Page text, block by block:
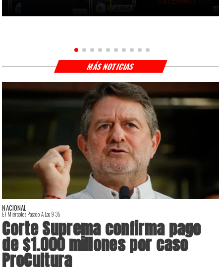
NACIONAL
El Miércoles Pasado A Las 9:35
Corte Suprema confirma pago
de $1.000 millones por caso
ProCultura
MÁS NOTICIAS